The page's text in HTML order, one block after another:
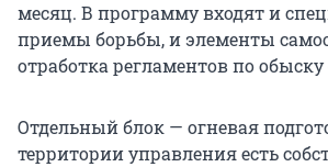
месяц. В программу входят и
приемы борьбы, и элементы
отработка регламентов по
Отдельный блок — огневая
территории управления есть